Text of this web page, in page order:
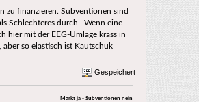
zu finanzieren. Subventionen sind
Schlechteres durch. Wenn eine
hier mit der EEG-Umlage krass in
so elastisch ist Kautschuk
Gespeichert
Markt ja - Subventionen nein